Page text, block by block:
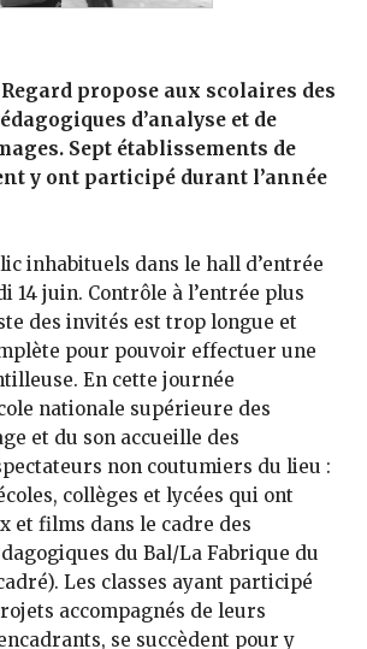
propose aux scolaires des
d’analyse et de
Sept établissements de
y ont participé durant l’année
inhabituels dans le hall d’entrée
14 juin. Contrôle à l’entrée plus
des invités est trop longue et
pour pouvoir effectuer une
En cette journée
nationale supérieure des
et du son accueille des
non coutumiers du lieu :
collèges et lycées qui ont
et films dans le cadre des
du Bal/La Fabrique du
Les classes ayant participé
accompagnés de leurs
se succèdent pour y